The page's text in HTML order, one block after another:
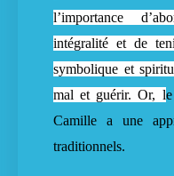
l’importance
intégralité et de
symbolique et
mal et guérir. Or, l
Camille a une
traditionnels.